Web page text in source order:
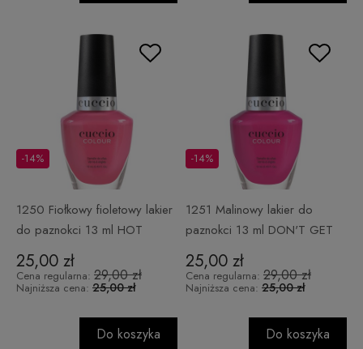
1250 Fiołkowy fioletowy lakier
do paznokci 13 ml HOT
THANG!
25,00 zł
-14%
Cena regularna: 29,00 zł
Najniższa cena: 25,00 zł
Do koszyka
1251 Malinowy lakier do
paznokci 13 ml DON'T GET
TIDE DOWN
25,00 zł
-14%
Cena regularna: 29,00 zł
Najniższa cena: 25,00 zł
Do koszyka